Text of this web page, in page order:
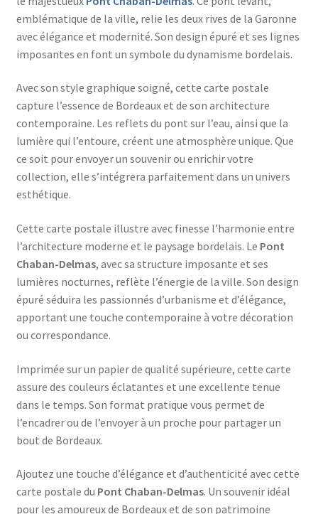
emblématique de la ville, relie les deux rives de la Garonne
avec élégance et modernité. Son design épuré et ses lignes
imposantes en font un symbole du dynamisme bordelais.
Avec son style graphique soigné, cette carte postale
capture l’essence de Bordeaux et de son architecture
contemporaine. Les reflets du pont sur l’eau, ainsi que la
lumière qui l’entoure, créent une atmosphère unique. Que
ce soit pour envoyer un souvenir ou enrichir votre
collection, elle s’intégrera parfaitement dans un univers
esthétique.
Cette carte postale illustre avec finesse l’harmonie entre
l’architecture moderne et le paysage bordelais. Le Pont
Chaban-Delmas, avec sa structure imposante et ses
lumières nocturnes, reflète l’énergie de la ville. Son design
épuré séduira les passionnés d’urbanisme et d’élégance,
apportant une touche contemporaine à votre décoration
ou correspondance.
Imprimée sur un papier de qualité supérieure, cette carte
assure des couleurs éclatantes et une excellente tenue
dans le temps. Son format pratique vous permet de
l’encadrer ou de l’envoyer à un proche pour partager un
bout de Bordeaux.
Ajoutez une touche d’élégance et d’authenticité avec cette
carte postale du Pont Chaban-Delmas. Un souvenir idéal
pour les amoureux de Bordeaux et de son patrimoine